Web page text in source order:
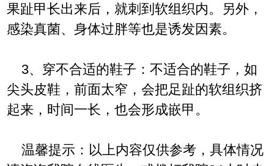
果趾甲长出来后，就刺到软组织内。另外，
感染真菌、身体过胖等也是诱发因素。
3、穿不合适的鞋子：不适合的鞋子，如
尖头皮鞋，前面太窄，会把足趾的软组织挤
起来，时间一长，也会形成嵌甲。
温馨提示：以上内容仅供参考，具体情况